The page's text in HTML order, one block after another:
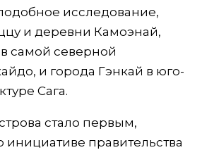
исследование,
и деревни Камоэнай,
самой северной
и города Гэнкай в юго-
Сага.
стало первым,
правительства